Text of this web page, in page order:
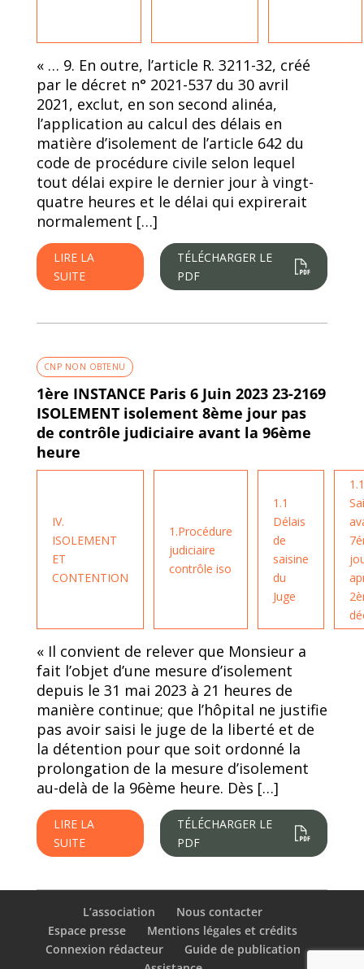
« … 9. En outre, l’article R. 3211-32, créé
par le décret n° 2021-537 du 30 avril
2021, exclut, en son second alinéa,
l’application au calcul des délais en
matière d’isolement de l’article 642 du
code de procédure civile selon lequel
tout délai expire le dernier jour à vingt-
quatre heures et le délai qui expirerait
normalement […]
LIRE LA
SUITE
TÉLÉCHARGER LE
PDF
CNP NON OBTENU
1ère INSTANCE Paris 6 Juin 2023 23-2169
ISOLEMENT isolement 8ème jour pas
de contrôle judiciaire avant la 96ème
heure
IV.
ISOLEMENT
ET
CONTENTION
1.Procédure
judiciaire
contrôle iso
1.1
Délais
de
saisine
du
Juge
« Il convient de relever que Monsieur a
fait l’objet d’une mesure d’isolement
depuis le 31 mai 2023 à 21 heures de
manière continue; que l’hôpital ne justifie
pas avoir saisi le juge de la liberté et de
la détention pour que soit ordonné la
prolongation de la mesure d’isolement
au-delà de la 96ème heure. Dès […]
LIRE LA
SUITE
TÉLÉCHARGER LE
PDF
L’association
Nous contacter
Espace presse
Mentions légales et crédits
Connexion rédacteur
Guide de publication